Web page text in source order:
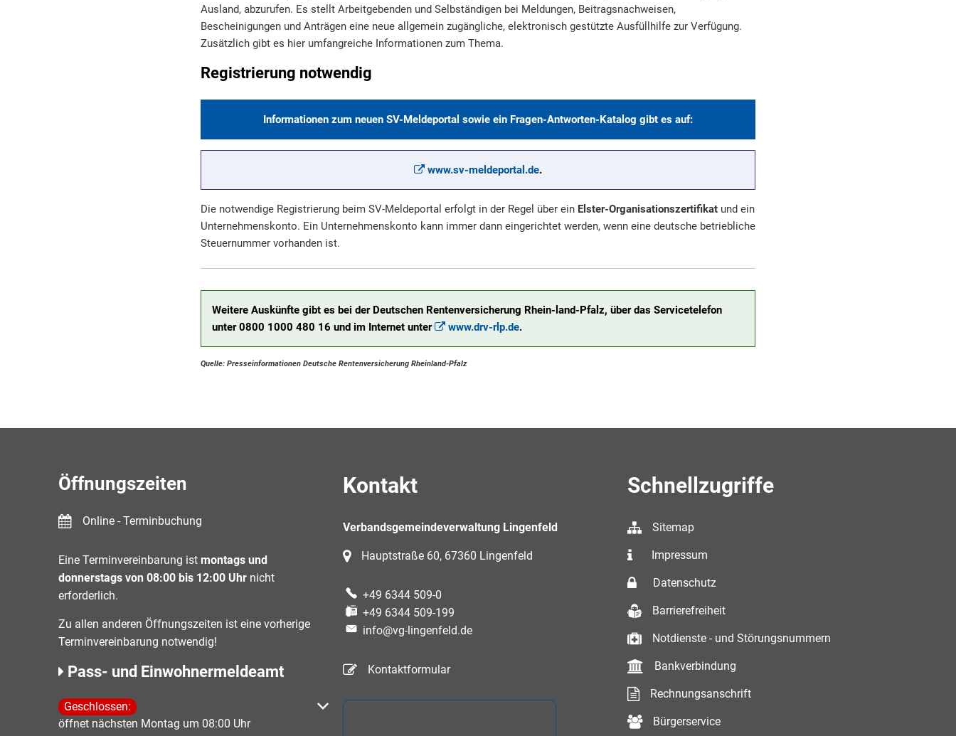
Ausland, abzurufen. Es stellt Arbeitgebenden und Selbständigen bei Meldungen, Beitragsnachweisen,
Bescheinigungen und Anträgen eine neue allgemein zugängliche, elektronisch gestützte Ausfüllhilfe zur Verfügung.
Zusätzlich gibt es hier umfangreiche Informationen zum Thema.
Registrierung notwendig
Informationen zum neuen SV-Meldeportal sowie ein Fragen-Antworten-Katalog gibt es auf:
www.sv-meldeportal.de.
Die notwendige Registrierung beim SV-Meldeportal erfolgt in der Regel über ein Elster-Organisationszertifikat und ein
Unternehmenskonto. Ein Unternehmenskonto kann immer dann eingerichtet werden, wenn eine deutsche betriebliche
Steuernummer vorhanden ist.
Weitere Auskünfte gibt es bei der Deutschen Rentenversicherung Rhein-land-Pfalz, über das Servicetelefon
unter 0800 1000 480 16 und im Internet unter
www.drv-rlp.de.
Quelle: Presseinformationen Deutsche Rentenversicherung Rheinland-Pfalz
Öffnungszeiten
Online - Terminbuchung
Eine Terminvereinbarung ist montags und
donnerstags von 08:00 bis 12:00 Uhr nicht
erforderlich.
Zu allen anderen Öffnungszeiten ist eine vorherige
Terminvereinbarung notwendig!
Pass- und Einwohnermeldeamt
Klicken, um weitere Öffnungs- oder Schließzeiten auszublenden
Geschlossen:
öffnet nächsten Montag um 08:00 Uhr
Kontakt
Verbandsgemeindeverwaltung Lingenfeld
Hauptstraße 60, 67360 Lingenfeld
+49 6344 509-0
+49 6344 509-199
info@vg-lingenfeld.de
Kontaktformular
Schnellzugriffe
Sitemap
Impressum
Datenschutz
Barrierefreiheit
Notdienste - und Störungsnummern
Bankverbindung
Rechnungsanschrift
Bürgerservice